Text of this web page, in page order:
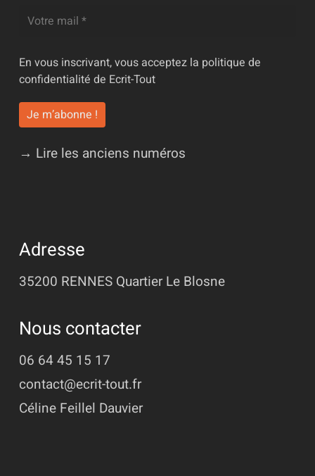
En vous inscrivant, vous acceptez la politique de
confidentialité de Ecrit-Tout
→ Lire les anciens numéros
Adresse
35200 RENNES Quartier Le Blosne
Nous contacter
06 64 45 15 17
contact@ecrit-tout.fr
Céline Feillel Dauvier